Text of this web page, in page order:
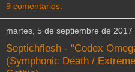
9 comentarios:
martes, 5 de septiembre de 2017
Septichflesh - "Codex
(Symphonic Death / Extreme